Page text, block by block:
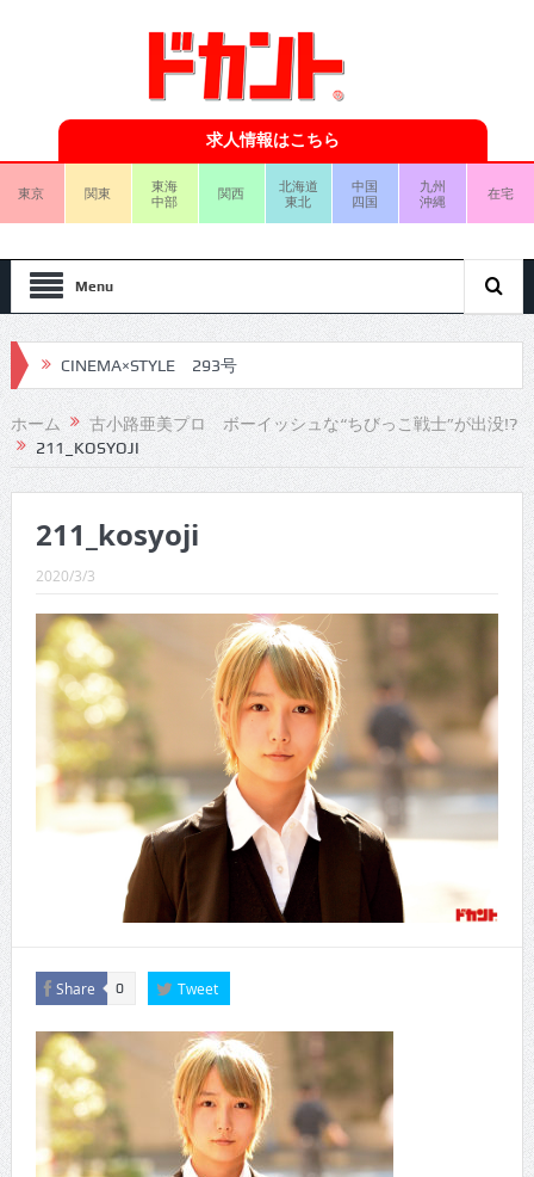
求人情報はこちら
東京 関東
東海
中部
関西
北海道
東北
中国
四国
九州
沖縄
在宅
Menu
CINEMA×STYLE 293号
CINEMA×STYLE 292号
CINEMA×STYLE 291号
CINEMA×STYLE 289号
CINEMA×STYLE 287号
CINEMA×STYLE 286号
CINEMA×STYLE 285号
CINEMA×STYLE 294号
ホーム
古小路亜美プロ ボーイッシュな“ちびっこ戦士”が出没!?
211_KOSYOJI
211_kosyoji
2020/3/3
Share 0 Tweet